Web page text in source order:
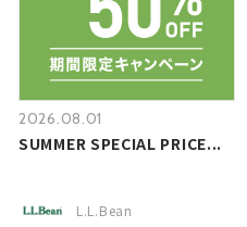
2026.08.01
SUMMER SPECIAL PRICE...
L.L.Bean